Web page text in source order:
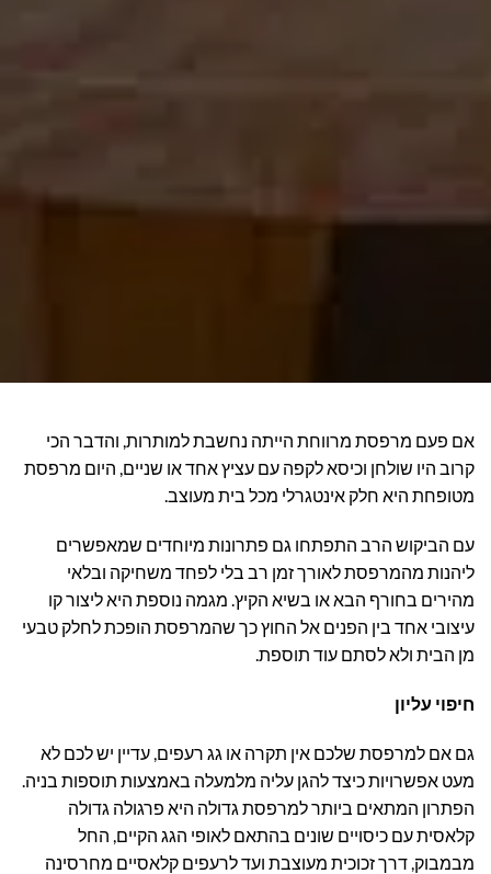
אם פעם מרפסת מרווחת הייתה נחשבת למותרות, והדבר הכי
קרוב היו שולחן וכיסא לקפה עם עציץ אחד או שניים, היום מרפסת
מטופחת היא חלק אינטגרלי מכל בית מעוצב.
עם הביקוש הרב התפתחו גם פתרונות מיוחדים שמאפשרים
ליהנות מהמרפסת לאורך זמן רב בלי לפחד משחיקה ובלאי
מהירים בחורף הבא או בשיא הקיץ. מגמה נוספת היא ליצור קו
עיצובי אחד בין הפנים אל החוץ כך שהמרפסת הופכת לחלק טבעי
מן הבית ולא לסתם עוד תוספת.
חיפוי עליון
גם אם למרפסת שלכם אין תקרה או גג רעפים, עדיין יש לכם לא
מעט אפשרויות כיצד להגן עליה מלמעלה באמצעות תוספות בניה.
הפתרון המתאים ביותר למרפסת גדולה היא פרגולה גדולה
קלאסית עם כיסויים שונים בהתאם לאופי הגג הקיים, החל
מבמבוק, דרך זכוכית מעוצבת ועד לרעפים קלאסיים מחרסינה